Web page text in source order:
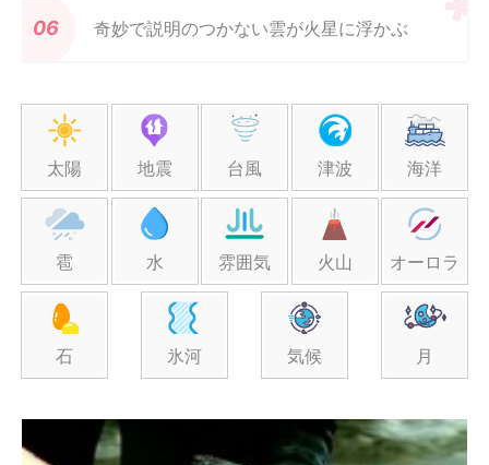
奇妙で説明のつかない雲が火星に浮かぶ
太陽 地震 台風 津波 海洋
雹 水 雰囲気 火山 オーロラ
石 氷河 気候 月